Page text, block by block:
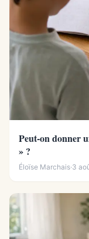
Peut-on donner
» ?
Éloïse Marchais·3